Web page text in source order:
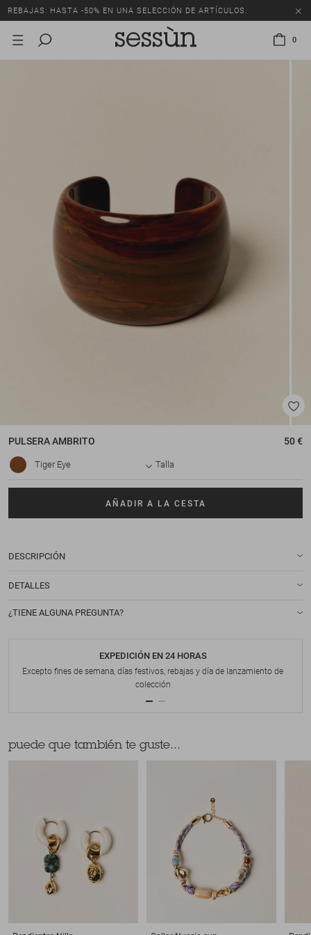
REBAJAS: HASTA -50% EN UNA SELECCIÓN DE ARTÍCULOS.
0
PULSERAAMBRITO 50 €
Tiger Eye Talla
AÑADIR A LA CESTA
DESCRIPCIÓN
DETALLES
¿TIENE ALGUNA PREGUNTA?
EXPEDICIÓN EN 24 HORAS
Excepto fines de semana, días festivos, rebajas y día de lanzamiento de
colección
puede que también te guste...